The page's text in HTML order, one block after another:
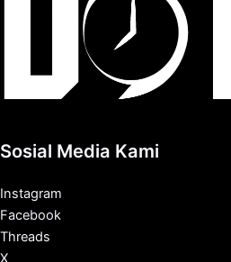
Sosial Media Kami
Instagram
Facebook
Threads
X